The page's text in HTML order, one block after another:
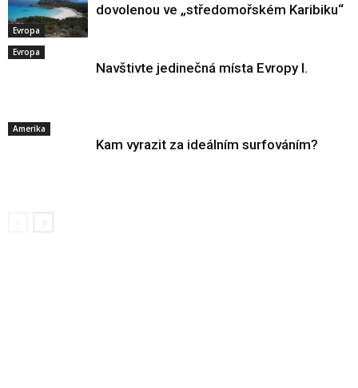
Evropa
dovolenou ve „středomořském Karibiku“
Evropa
Navštivte jedinečná místa Evropy I.
Amerika
Kam vyrazit za ideálním surfováním?